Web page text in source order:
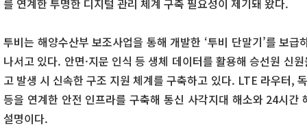
를 연계한 투명한 디지털 관리 체계 구축 필요성이 제기돼 왔다.
투비는 해양수산부 보조사업을 통해 개발한 ‘투비 단말기’를 보
나서고 있다. 안면·지문 인식 등 생체 데이터를 활용해 승선원 신
고 발생 시 신속한 구조 지원 체계를 구축하고 있다. LTE 라우터,
등을 연계한 안전 인프라를 구축해 통신 사각지대 해소와 24시간
설명이다.